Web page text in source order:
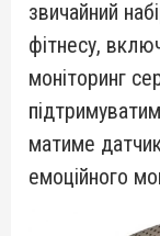
звичайний
фітнесу,
моніторинг
матиме
емоційного